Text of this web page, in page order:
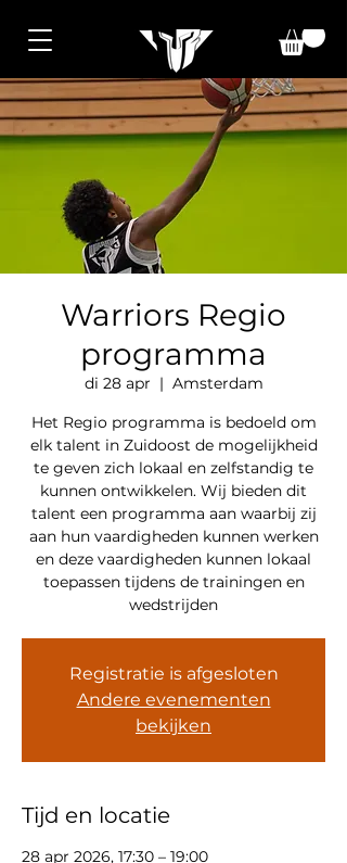
Warriors Regio
programma
di 28 apr
  |
Amsterdam
Het Regio programma is bedoeld om
elk talent in Zuidoost de mogelijkheid
te geven zich lokaal en zelfstandig te
kunnen ontwikkelen. Wij bieden dit
talent een programma aan waarbij zij
aan hun vaardigheden kunnen werken
en deze vaardigheden kunnen lokaal
toepassen tijdens de trainingen en
wedstrijden
Registratie is afgesloten
Andere evenementen
bekijken
Tijd en locatie
28 apr 2026, 17:30 – 19:00